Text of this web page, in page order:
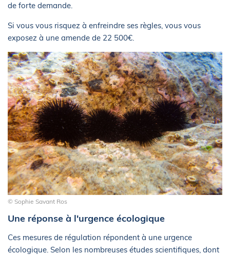
de forte demande.
Si vous vous risquez à enfreindre ses règles, vous vous
exposez à une amende de 22 500€.
© Sophie Savant Ros
Une réponse à l'urgence écologique
Ces mesures de régulation répondent à une urgence
écologique. Selon les nombreuses études scientifiques, dont